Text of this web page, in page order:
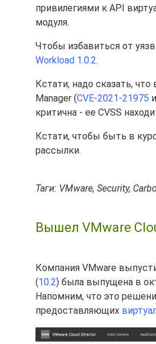
привилегиями к API
модуля.
Чтобы избавиться от
Workload 1.0.2.
Кстати, надо сказать,
Manager (CVE-2021-21975 и
критична - ее CVSS
Кстати, чтобы быть в
рассылки.
Таги: VMware, Security,
Вышел VMware
Компания VMware
(10.2) была выпущена в
Напомним, что это
предоставляющих